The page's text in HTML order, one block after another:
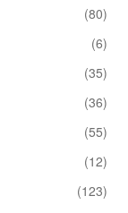
(80)
(6)
(35)
(36)
(55)
(12)
(123)